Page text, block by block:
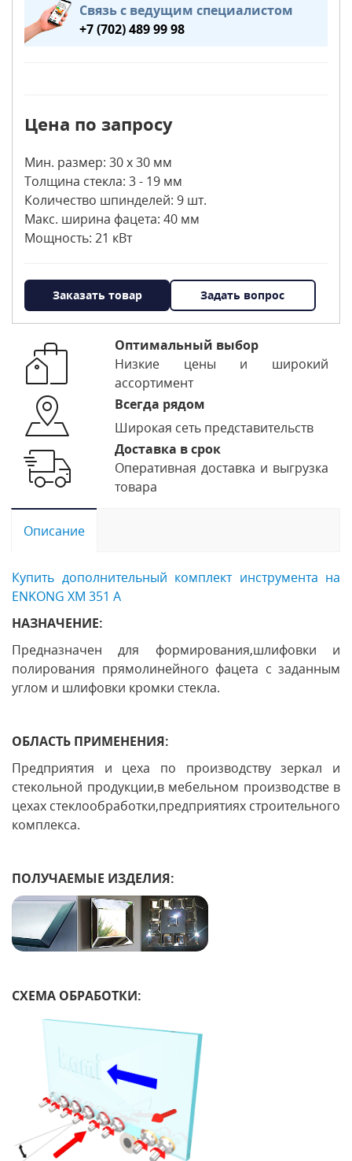
Связь с ведущим специалистом
+7 (702) 489 99 98
Цена по запросу
Мин. размер: 30 х 30 мм
Толщина стекла: 3 - 19 мм
Количество шпинделей: 9 шт.
Макс. ширина фацета: 40 мм
Мощность: 21 кВт
Заказать товар Задать вопрос
Оптимальный выбор
Низкие цены и широкий
ассортимент
Всегда рядом
Широкая сеть представительств
Доставка в срок
Оперативная доставка и выгрузка
товара
Описание
Купить дополнительный комплект инструмента на
ENKONG XM 351 A
НАЗНАЧЕНИЕ:
Предназначен для формирования,шлифовки и
полирования прямолинейного фацета с заданным
углом и шлифовки кромки стекла.
ОБЛАСТЬ ПРИМЕНЕНИЯ:
Предприятия и цеха по производству зеркал и
стекольной продукции,в мебельном производстве в
цехах стеклообработки,предприятиях строительного
комплекса.
ПОЛУЧАЕМЫЕ ИЗДЕЛИЯ:
СХЕМА ОБРАБОТКИ: